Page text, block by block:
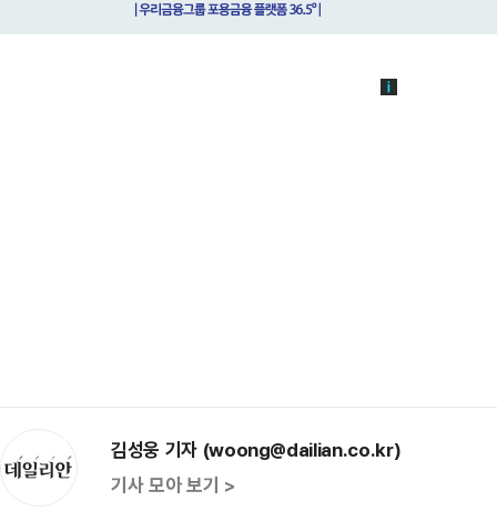
김성웅 기자 (woong@dailian.co.kr)
기사 모아 보기 >